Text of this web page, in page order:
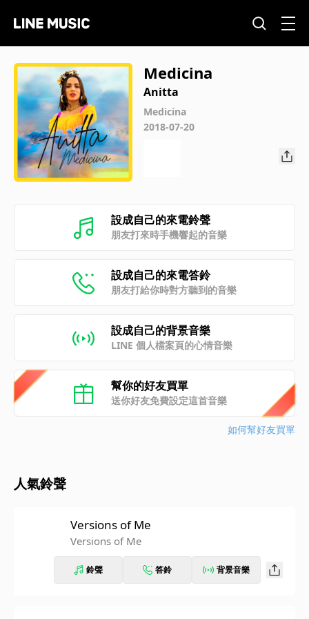
Medicina
Anitta
Medicina
2018-07-20
設成自己的來電鈴聲
朋友打來時手機響起的音樂
設成自己的來電答鈴
朋友打給你時對方聽到的音樂
設成自己的背景音樂
LINE 個人檔案頁的心情音樂
幫你的好友買單
送你好友免費設定這首音樂
如何幫好友買單
人氣鈴聲
Versions of Me
Versions of Me
鈴聲 答鈴 背景音樂